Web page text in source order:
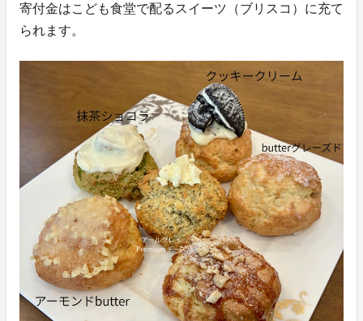
寄付金はこども食堂で配るスイーツ（ブリスコ）に充て
られます。